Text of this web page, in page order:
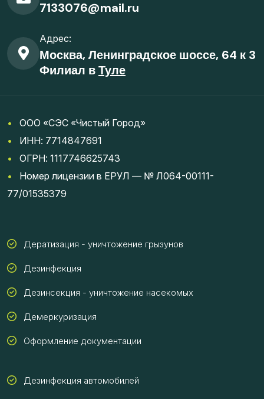
7133076@mail.ru
Адрес:
Москва, Ленинградское шоссе, 64 к 3
Филиал вТуле
• ООО «СЭС «Чистый Город»
•
ИНН: 7714847691
• ОГРН: 1117746625743
• Номер лицензии в ЕРУЛ — № Л064-00111-
77/01535379
Дератизация - уничтожение грызунов
Дезинфекция
Дезинсекция - уничтожение насекомых
Демеркуризация
Оформление документации
Дезинфекция автомобилей